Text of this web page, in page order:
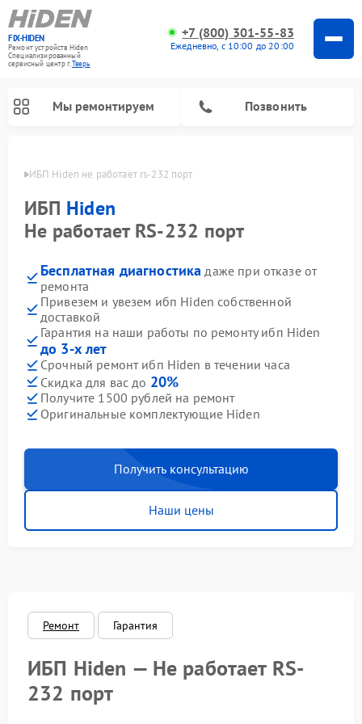
FIX-HIDEN
Ремонт устройств Hiden
Специализированный
cервисный центр г.Тверь
+7 (800) 301-55-83
Ежедневно, с 10:00 до 20:00
Мы ремонтируем Позвонить
ИБП Hiden не работает rs-232 порт
ИБП Hiden
Не работает RS-232 порт
Бесплатная диагностика даже при отказе от
ремонта
Привезем и увезем ибп Hiden собственной
доставкой
Гарантия на наши работы по ремонту ибп Hiden
до 3-х лет
Срочный ремонт ибп Hiden в течении часа
Скидка для вас до 20%
Получите 1500 рублей на ремонт
Оригинальные комплектующие Hiden
Получить консультацию
Наши цены
Ремонт Гарантия
ИБП Hiden — Не работает RS-
232 порт